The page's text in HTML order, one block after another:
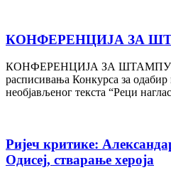
КОНФЕРЕНЦИЈА ЗА
КОНФЕРЕНЦИЈА ЗА ШТАМПУ
расписивања Конкурса за одабир
необјављеног текста “Реци
Ријеч критике:
Одисеј, стварање хероја